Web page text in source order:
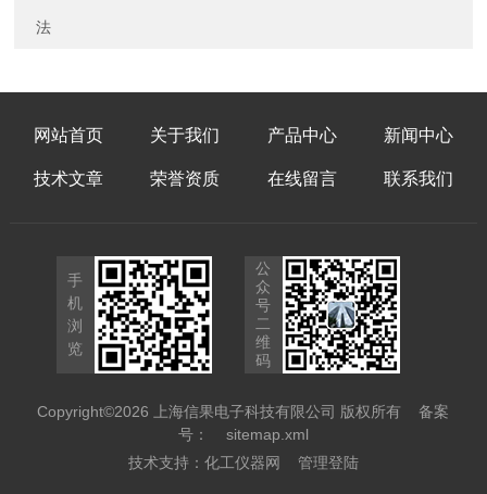
法
网站首页 关于我们 产品中心 新闻中心
技术文章 荣誉资质 在线留言 联系我们
手
机
浏
览
公
众
号
二
维
码
Copyright©2026 上海信果电子科技有限公司 版权所有备案
号：
sitemap.xml
技术支持： 化工仪器网 管理登陆